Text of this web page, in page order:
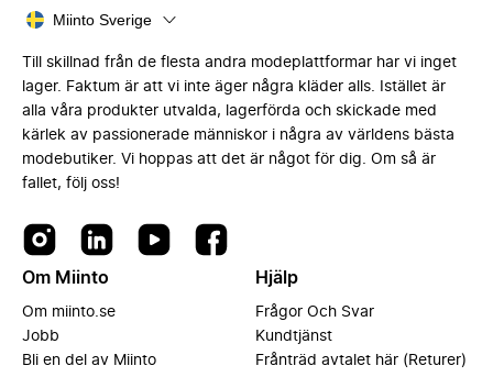
Miinto Sverige
Till skillnad från de flesta andra modeplattformar har vi inget
lager. Faktum är att vi inte äger några kläder alls. Istället är
alla våra produkter utvalda, lagerförda och skickade med
kärlek av passionerade människor i några av världens bästa
modebutiker. Vi hoppas att det är något för dig. Om så är
fallet, följ oss!
Om Miinto
Om miinto.se
Jobb
Bli en del av Miinto
Hjälp
Frågor Och Svar
Kundtjänst
Frånträd avtalet här (Returer)